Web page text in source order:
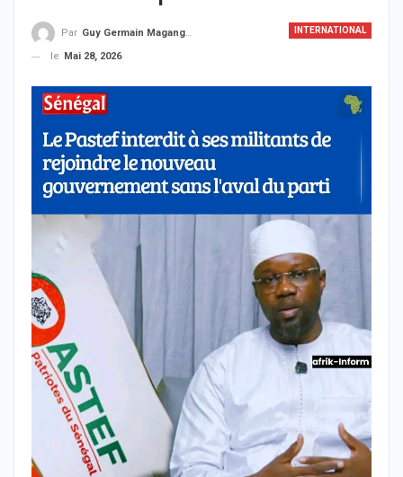
INTERNATIONAL
Par Guy Germain Maganga Nziengui
le
Mai 28, 2026